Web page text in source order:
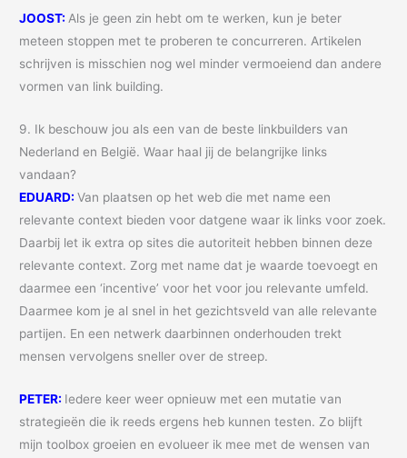
JOOST: Als je geen zin hebt om te werken, kun je beter
meteen stoppen met te proberen te concurreren. Artikelen
schrijven is misschien nog wel minder vermoeiend dan andere
vormen van link building.
9. Ik beschouw jou als een van de beste linkbuilders van
Nederland en België. Waar haal jij de belangrijke links
vandaan?
EDUARD: Van plaatsen op het web die met name een
relevante context bieden voor datgene waar ik links voor zoek.
Daarbij let ik extra op sites die autoriteit hebben binnen deze
relevante context. Zorg met name dat je waarde toevoegt en
daarmee een ‘incentive’ voor het voor jou relevante umfeld.
Daarmee kom je al snel in het gezichtsveld van alle relevante
partijen. En een netwerk daarbinnen onderhouden trekt
mensen vervolgens sneller over de streep.
PETER: Iedere keer weer opnieuw met een mutatie van
strategieën die ik reeds ergens heb kunnen testen. Zo blijft
mijn toolbox groeien en evolueer ik mee met de wensen van